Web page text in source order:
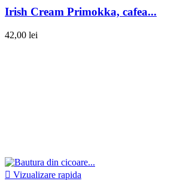
Irish Cream Primokka, cafea...
42,00 lei
 Vizualizare rapida